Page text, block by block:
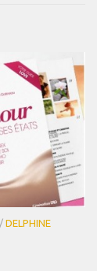
/ DELPHINE